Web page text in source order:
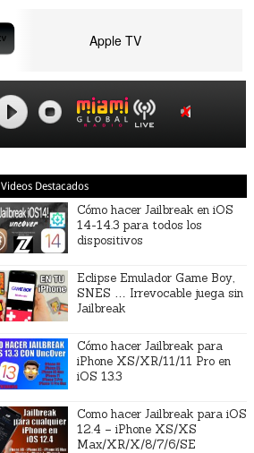
Apple TV
Videos Destacados
Cómo hacer Jailbreak en iOS
14-14.3 para todos los
dispositivos
Eclipse Emulador Game Boy,
SNES … Irrevocable juega sin
Jailbreak
Cómo hacer Jailbreak para
iPhone XS/XR/11/11 Pro en
iOS 13.3
Como hacer Jailbreak para iOS
12.4 – iPhone XS/XS
Max/XR/X/8/7/6/SE